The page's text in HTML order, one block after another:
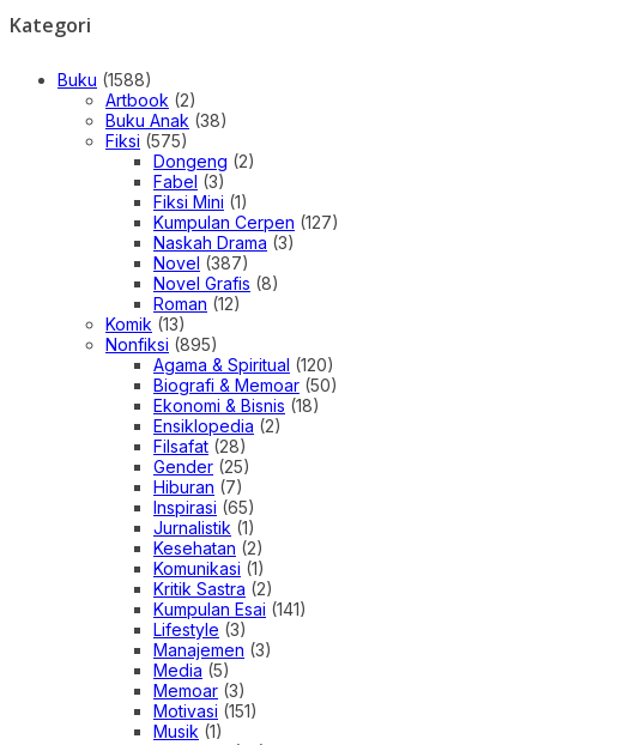
Kategori
Buku (1588)
Artbook (2)
Buku Anak (38)
Fiksi (575)
Dongeng (2)
Fabel (3)
Fiksi Mini (1)
Kumpulan Cerpen (127)
Naskah Drama (3)
Novel (387)
Novel Grafis (8)
Roman (12)
Komik (13)
Nonfiksi (895)
Agama & Spiritual (120)
Biografi & Memoar (50)
Ekonomi & Bisnis (18)
Ensiklopedia (2)
Filsafat (28)
Gender (25)
Hiburan (7)
Inspirasi (65)
Jurnalistik (1)
Kesehatan (2)
Komunikasi (1)
Kritik Sastra (2)
Kumpulan Esai (141)
Lifestyle (3)
Manajemen (3)
Media (5)
Memoar (3)
Motivasi (151)
Musik (1)